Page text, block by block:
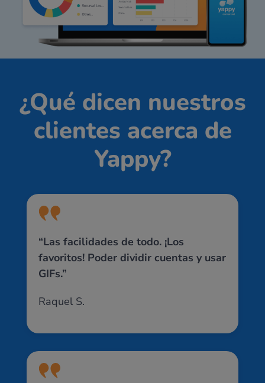
¿Qué dicen nuestros
clientes acerca de
Yappy?
“Las facilidades de todo. ¡Los
favoritos! Poder dividir cuentas y usar
GIFs.”
Raquel S.